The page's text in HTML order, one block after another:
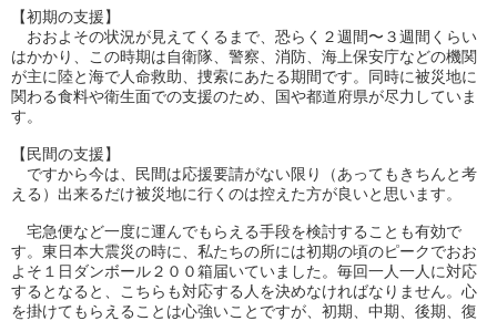
【初期の支援】
おおよその状況が見えてくるまで、恐らく２週間〜 ３週間くらい
はかかり、この時期は自衛隊、警察、消防、 海上保安庁などの機関
が主に陸と海で人命救助、 捜索にあたる期間です。 同時に被災地に
関わる食料や衛生面での支援のため、
国や都道府県が尽力していま
す。
【民間の支援】
ですから今は、民間は応援要請がない限り（あってもきちんと考
える） 出来るだけ被災地に行くのは控えた方が良いと思います。
宅急便など一度に運んでもらえる手段を検討することも有効で
す。 東日本大震災の時に、 私たちの所には初期の頃のピークでおお
よそ１日ダンボール２００箱届いていました。毎回一人一人に対応
するとなると、
こちらも対応する人を決めなければなりません。 心
を掛けてもらえることは心強いことですが、初期、中期、後期、 復